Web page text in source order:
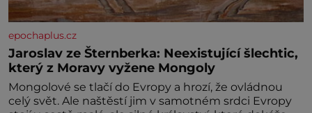
epochaplus.cz
Jaroslav ze Šternberka: Neexistující šlechtic,
který z Moravy vyžene Mongoly
Mongolové se tlačí do Evropy a hrozí, že ovládnou
celý svět. Ale naštěstí jim v samotném srdci Evropy